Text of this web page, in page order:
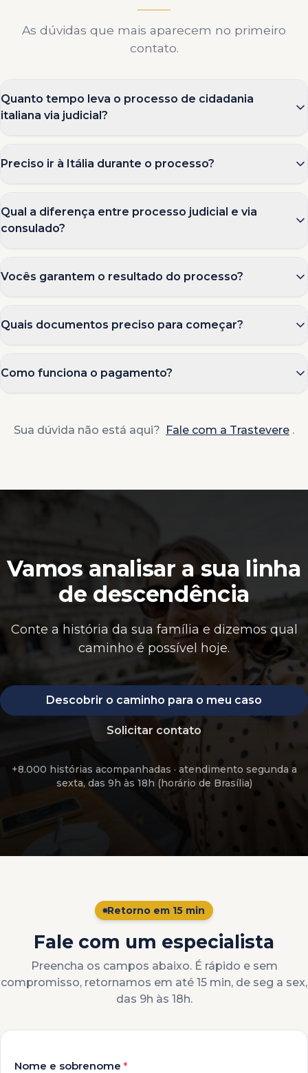
As dúvidas que mais aparecem no primeiro
contato.
Quanto tempo leva o processo de cidadania
italiana via judicial?
Preciso ir à Itália durante o processo?
Qual a diferença entre processo judicial e via
consulado?
Vocês garantem o resultado do processo?
Quais documentos preciso para começar?
Como funciona o pagamento?
Sua dúvida não está aqui? Fale com a Trastevere .
Vamos analisar a sua linha
de descendência
Conte a história da sua família e dizemos qual
caminho é possível hoje.
Descobrir o caminho para o meu caso
Solicitar contato
+8.000 histórias acompanhadas · atendimento segunda a
sexta, das 9h às 18h (horário de Brasília)
Retorno em 15 min
Fale com um especialista
Preencha os campos abaixo. É rápido e sem
compromisso, retornamos em até 15 min, de seg a sex,
das 9h às 18h.
Nome e sobrenome *